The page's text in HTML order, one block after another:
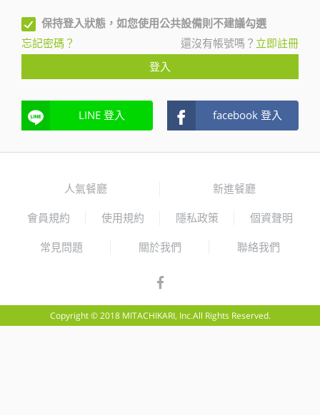
保持登入狀態，如您使用公共設備則不建議勾選
忘記密碼？
還沒有帳號嗎？ 立即註冊
登入
LINE 登入 facebook 登入
人氣餐廳 新進餐廳
會員規約 使用規約 隱私政策 個資聲明
常見問題 關於我們 聯絡我們
Copyright © 2018 MITACHIKARI, Inc.All Rights Reserved.